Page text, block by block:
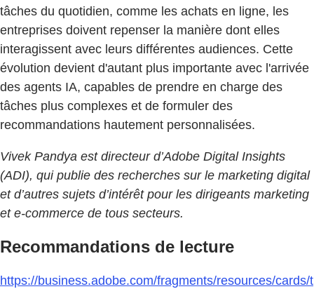
tâches du quotidien, comme les achats en ligne, les
entreprises doivent repenser la manière dont elles
interagissent avec leurs différentes audiences. Cette
évolution devient d'autant plus importante avec l'arrivée
des agents IA, capables de prendre en charge des
tâches plus complexes et de formuler des
recommandations hautement personnalisées.
Vivek Pandya est directeur d’Adobe Digital Insights
(ADI), qui publie des recherches sur le marketing digital
et d’autres sujets d’intérêt pour les dirigeants marketing
et e-commerce de tous secteurs.
Recommandations de lecture
https://business.adobe.com/fragments/resources/cards/t